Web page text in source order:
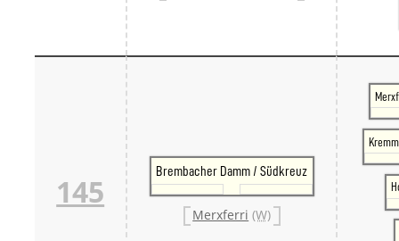
145
Brembacher Damm / Südkreuz
Merxferri (W)